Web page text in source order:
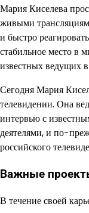
Мария Киселева
живыми
и быстро
стабильное место в
известных ведущих
Сегодня Мария
телевидении. Она
интервью с
деятелями, и по-
российского
Важные
В течение своей